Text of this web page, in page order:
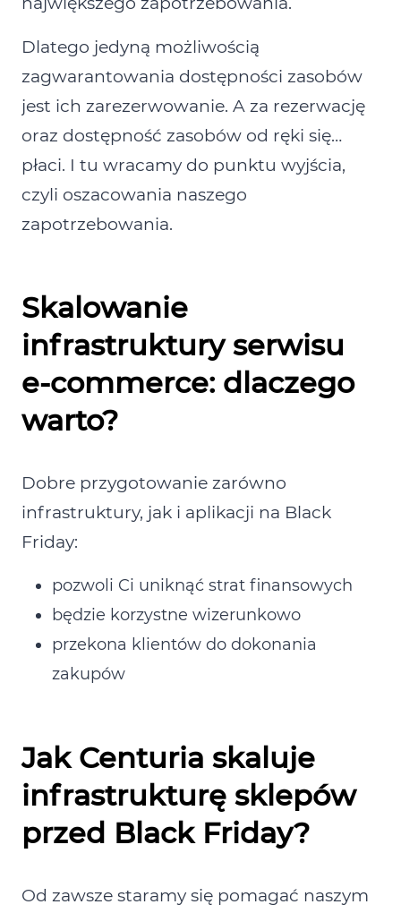
Dlatego jedyną możliwością
zagwarantowania dostępności zasobów
jest ich zarezerwowanie. A za rezerwację
oraz dostępność zasobów od ręki się…
płaci. I tu wracamy do punktu wyjścia,
czyli oszacowania naszego
zapotrzebowania.
Skalowanie
infrastruktury serwisu
e‑commerce: dlaczego
warto?
Dobre przygotowanie zarówno
infrastruktury, jak i aplikacji na Black
Friday:
pozwoli Ci uniknąć strat finansowych
będzie korzystne wizerunkowo
przekona klientów do dokonania
zakupów
Jak Centuria skaluje
infrastrukturę sklepów
przed Black Friday?
Od zawsze staramy się pomagać naszym